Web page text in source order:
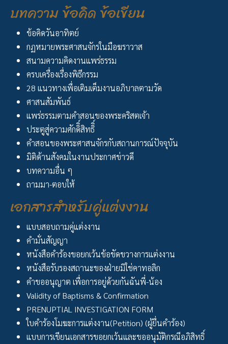
บทความ ข้อคิด ข้อเขียน
ข้อคิดวันอาทิตย์
กฏหมายพระศาสนจักรในมือฆราวาส
สนามความคิดงานแพร่ธรรม
ครบเครื่องเรื่องพิธีกรรม
28 แนวทางเพื่อเติมเต็มงานอภิบาลตามวัด
ศาสนสัมพันธ์
แพร่ธรรมตามคำสอนของพระคริสตเจ้า
ประตูสู่ความศักดิิ์สิทธิิ์
คำสอนของพระศาสนจักรกับสถานการณ์ปัจจุบัน
มิติด้านสังคมในงานประกาศข่าวดี
บทความอื่น ๆ
ถามมา-ตอบให้
เอกสารสำหรับคู่แต่งงาน
แบบสอบถามคู่แต่งงาน
คำมั่นสัญญา
หนังสือคำร้องขอยกเว้นข้อขัดขวางการแต่งงาน
หนังสือรับรองสถานะของฝ่ายมิใช่คาทอลิก
คำขออนุญาต เพื่อการอยู่ด้วยกันฉันพี่-น้อง
Validity of Baptisms & Confirmation
PRENUPTIAL INVESTIGATION FORM
ใบคำร้องโมฆะการแต่งงาน(Petition) (ผู้ยื่นคำร้อง)
แบบการเขียนเอกสารขอยกเว้นและขออนุมัติกรณีอภิสิทธิ์